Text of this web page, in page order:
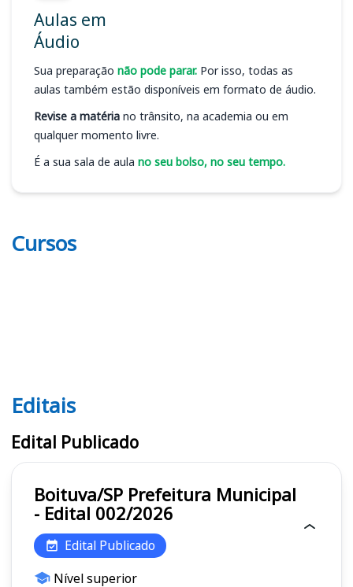
Aulas em
Áudio
Sua preparação não pode parar. Por isso, todas as
aulas também estão disponíveis em formato de áudio.
Revise a matéria no trânsito, na academia ou em
qualquer momento livre.
É a sua sala de aula no seu bolso, no seu tempo.
Cursos
Editais
Editais
Edital Publicado
Boituva/SP Prefeitura Municipal
- Edital 002/2026
Edital Publicado
Nível superior